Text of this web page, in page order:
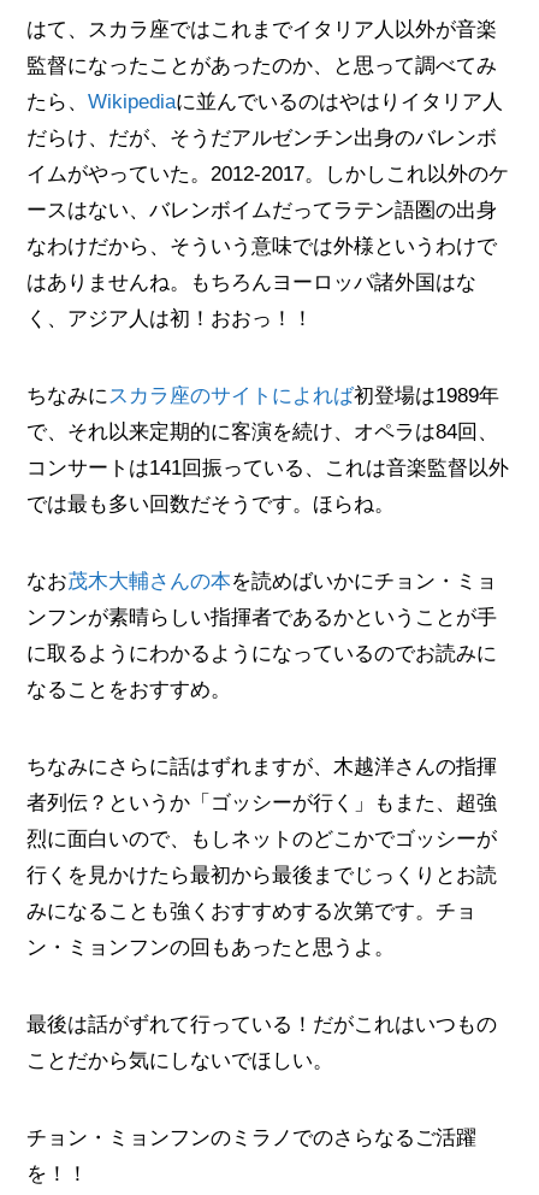
はて、スカラ座ではこれまでイタリア人以外が音楽
監督になったことがあったのか、と思って調べてみ
たら、Wikipediaに並んでいるのはやはりイタリア人
だらけ、だが、そうだアルゼンチン出身のバレンボ
イムがやっていた。2012-2017。しかしこれ以外のケ
ースはない、バレンボイムだってラテン語圏の出身
なわけだから、そういう意味では外様というわけで
はありませんね。もちろんヨーロッパ諸外国はな
く、アジア人は初！おおっ！！
ちなみにスカラ座のサイトによれば初登場は1989年
で、それ以来定期的に客演を続け、オペラは84回、
コンサートは141回振っている、これは音楽監督以外
では最も多い回数だそうです。ほらね。
なお茂木大輔さんの本を読めばいかにチョン・ミョ
ンフンが素晴らしい指揮者であるかということが手
に取るようにわかるようになっているのでお読みに
なることをおすすめ。
ちなみにさらに話はずれますが、木越洋さんの指揮
者列伝？というか「ゴッシーが行く」もまた、超強
烈に面白いので、もしネットのどこかでゴッシーが
行くを見かけたら最初から最後までじっくりとお読
みになることも強くおすすめする次第です。チョ
ン・ミョンフンの回もあったと思うよ。
最後は話がずれて行っている！だがこれはいつもの
ことだから気にしないでほしい。
チョン・ミョンフンのミラノでのさらなるご活躍
を！！